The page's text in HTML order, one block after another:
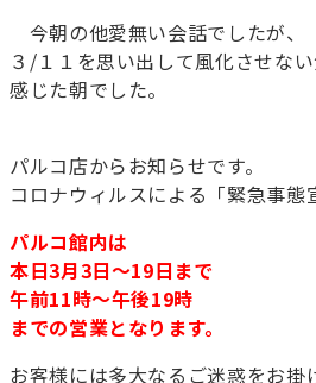
今朝の他愛無い会話でしたが、
３/１１を思い出して風化させな
感じた朝でした。
パルコ店からお知らせです。
コロナウィルスによる「緊急事態
パルコ館内は
本日3月3日～19日まで
午前11時～午後19時
までの営業となります。
お客様には多大なるご迷惑をお掛